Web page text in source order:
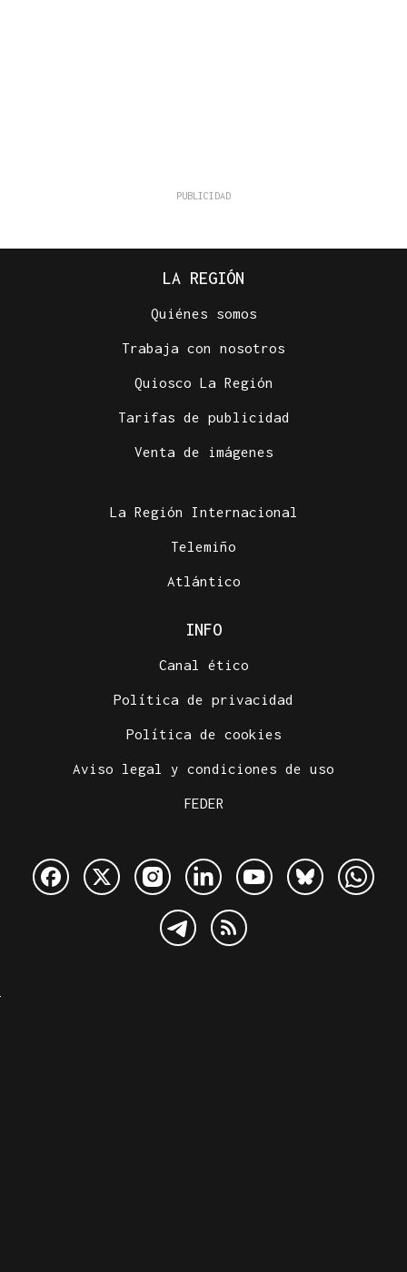
LA REGIÓN
Quiénes somos
Trabaja con nosotros
Quiosco La Región
Tarifas de publicidad
Venta de imágenes
La Región Internacional
Telemiño
Atlántico
INFO
Canal ético
Política de privacidad
Política de cookies
Aviso legal y condiciones de uso
FEDER